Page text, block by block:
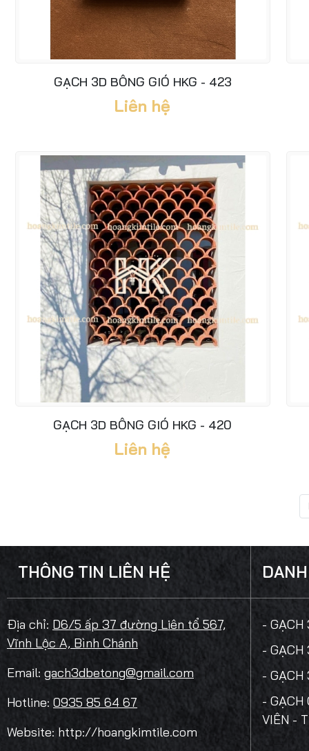
GẠCH 3D BÔNG GIÓ HKG - 423
Liên hệ
GẠCH 3D BÔNG GIÓ HKG - 420
Liên hệ
THÔNG TIN LIÊN HỆ
Địa chỉ: D6/5 ấp 37 đường Liên tổ 567,
Vĩnh Lộc A, Bình Chánh
Email: gach3dbetong@gmail.com
Hotline: 0935 85 64 67
Website: http://hoangkimtile.com
- GẠCH
- GẠCH
- GẠCH
- GẠCH
VIÊN -